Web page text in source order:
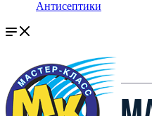
Антисептики